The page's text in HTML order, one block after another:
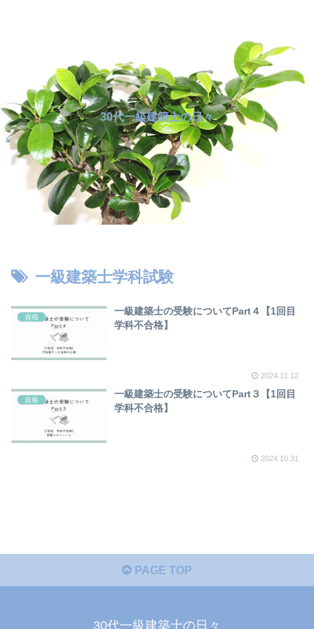
30代一級建築士の日々
一級建築士学科試験
資格
一級建築士の受験についてPart４【1回目
学科不合格】
2024.11.12
資格
一級建築士の受験についてPart３【1回目
学科不合格】
2024.10.31
PAGE TOP
30代一級建築士の日々